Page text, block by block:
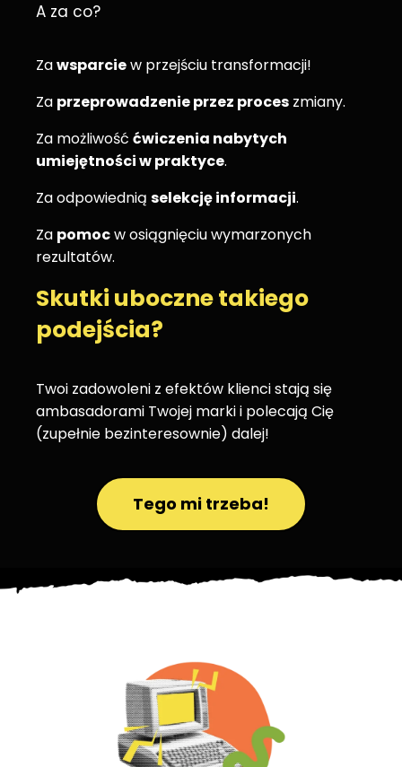
A za co?
Zawsparciew przejściu transformacji!
Za przeprowadzenie przez proces zmiany.
Za możliwośććwiczenia nabytych
umiejętności w praktyce.
Za odpowiedniąselekcję informacji.
Za pomocw osiągnięciu wymarzonych
rezultatów.
Skutki uboczne takiego
podejścia?
Twoi zadowoleni z efektów klienci stają się
ambasadorami Twojej marki i polecają Cię
(zupełnie bezinteresownie) dalej!
Tego mi trzeba!